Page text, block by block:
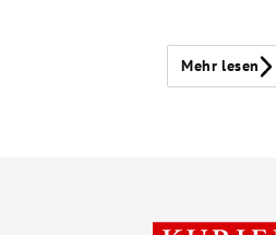
Mehr lesen